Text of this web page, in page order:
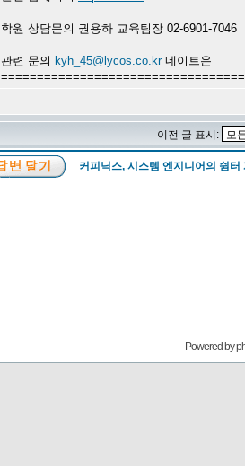
학원 상담문의 권용하 교육팀장 02-6901-7046
관련 문의 kyh_45@lycos.co.kr네이트온
이전 글 표시:
커피닉스, 시스템 엔지니어의 쉼터
Powered by